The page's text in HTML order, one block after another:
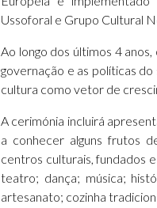
Ussoforal e Grupo Cultural
Ao longo dos últimos 4
governação e as políticas
cultura como vetor de
A cerimónia incluirá
a conhecer alguns frutos
centros culturais, fundados
teatro; dança; música;
artesanato; cozinha